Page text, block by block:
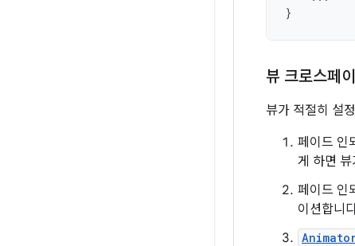
}
뷰 크로스페
뷰가 적절히 설
페이드 인
게 하면
페이드 인
이션합니